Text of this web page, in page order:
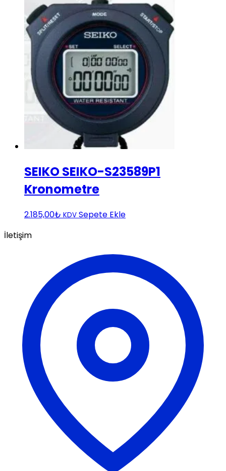
SEIKO SEIKO-S23589P1
Kronometre
2.185,00₺ KDV Sepete Ekle
İletişim